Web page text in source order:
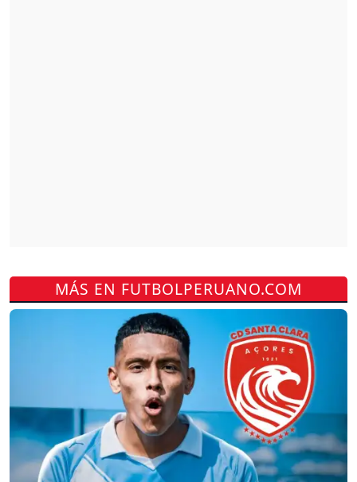
MÁS EN FUTBOLPERUANO.COM